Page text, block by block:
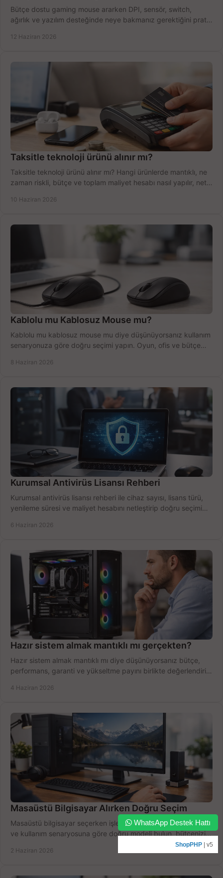
Bütçe dostu gaming mouse ararken DPI, sensör, switch,
ağırlık ve yazılım desteğinde neye bakmanız gerektiğini pratik
12 Haziran 2026
Taksitle teknoloji ürünü alınır mı?
Taksitle teknoloji ürünü alınır mı? Hangi ürünlerde mantıklı, ne
zaman riskli, bütçe ve toplam maliyet hesabı nasıl yapılır, net
10 Haziran 2026
Kablolu mu Kablosuz Mouse mu?
Kablolu mu kablosuz mouse mu diye düşünüyorsanız kullanım
senaryonuza göre doğru seçimi yapın. Oyun, ofis ve bütçe
8 Haziran 2026
Kurumsal Antivirüs Lisansı Rehberi
Kurumsal antivirüs lisansı rehberi ile cihaz sayısı, lisans türü,
yenileme süresi ve maliyet hesabını netleştirip doğru seçimi
6 Haziran 2026
Hazır sistem almak mantıklı mı gerçekten?
Hazır sistem almak mantıklı mı diye düşünüyorsanız bütçe,
performans, garanti ve yükseltme payını birlikte değerlendirin,
4 Haziran 2026
Masaüstü Bilgisayar Alırken Doğru Seçim
Masaüstü bilgisayar seçerken işlemci, RAM, SSD, ekran kartı
ve kullanım senaryosuna göre doğru modeli bulun, bütçenizi
2 Haziran 2026
WhatsApp Destek Hattı
ShopPHP | v5